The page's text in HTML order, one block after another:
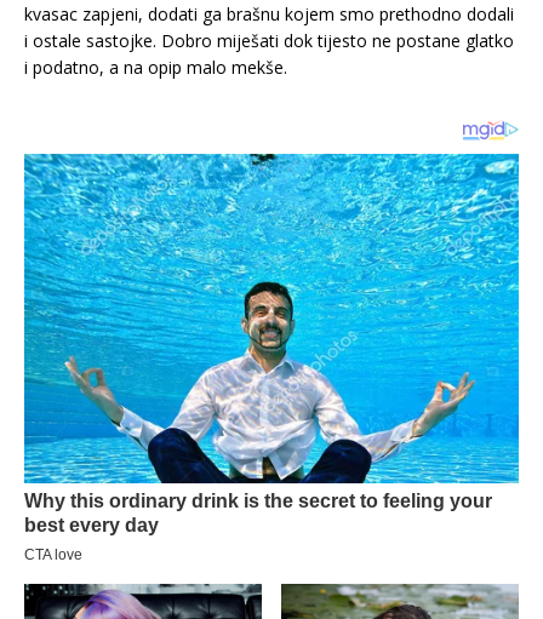
kvasac zapjeni, dodati ga brašnu kojem smo prethodno dodali
i ostale sastojke. Dobro miješati dok tijesto ne postane glatko
i podatno, a na opip malo mekše.